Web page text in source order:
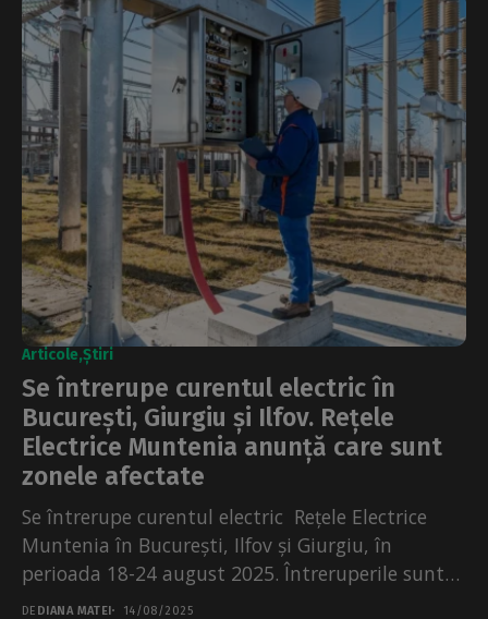
Articole Știri
Se întrerupe curentul electric în
București, Giurgiu și Ilfov. Rețele
Electrice Muntenia anunță care sunt
zonele afectate
Se întrerupe curentul electric Rețele Electrice
Muntenia în București, Ilfov și Giurgiu, în
perioada 18-24 august 2025. Întreruperile sunt
necesare pentru lucrări de reparații, moderni​
DE DIANA MATEI 14/08/2025